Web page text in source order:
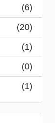
(6)
(20)
(1)
(0)
(1)